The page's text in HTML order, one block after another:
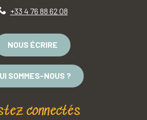
+33 4 76 88 62 08
NOUS ÉCRIRE
SOMMES-NOUS ?
connectés